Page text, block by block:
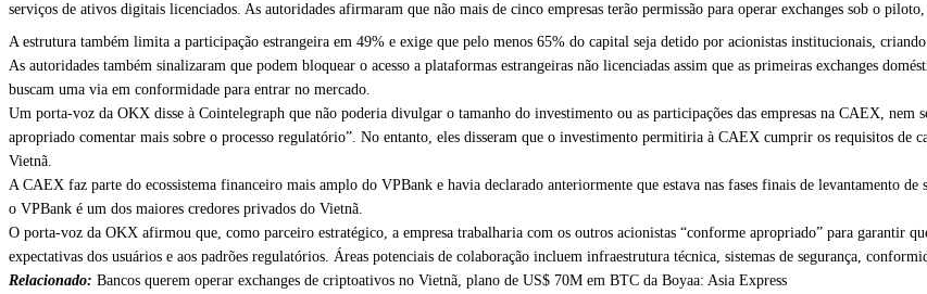
serviços de ativos digitais licenciados. As autoridades afirmaram que não mais de cinco empresas terão permissão para operar exchanges sob o
A estrutura também limita a participação estrangeira em 49% e exige que pelo menos 65% do capital seja detido por acionistas institucionais,
As autoridades também sinalizaram que podem bloquear o acesso a plataformas estrangeiras não licenciadas assim que as primeiras exchanges
buscam uma via em conformidade para entrar no mercado.
Um porta-voz da OKX disse à Cointelegraph que não poderia divulgar o tamanho do investimento ou as participações das empresas na CAEX,
apropriado comentar mais sobre o processo regulatório”. No entanto, eles disseram que o investimento permitiria à CAEX cumprir os requisitos de
Vietnã.
A CAEX faz parte do ecossistema financeiro mais amplo do VPBank e havia declarado anteriormente que estava nas fases finais de levantamento
o VPBank é um dos maiores credores privados do Vietnã.
O porta-voz da OKX afirmou que, como parceiro estratégico, a empresa trabalharia com os outros acionistas “conforme apropriado” para garantir
expectativas dos usuários e aos padrões regulatórios. Áreas potenciais de colaboração incluem infraestrutura técnica, sistemas de segurança,
Relacionado: Bancos querem operar exchanges de criptoativos no Vietnã, plano de US$ 70M em BTC da Boyaa: Asia Express